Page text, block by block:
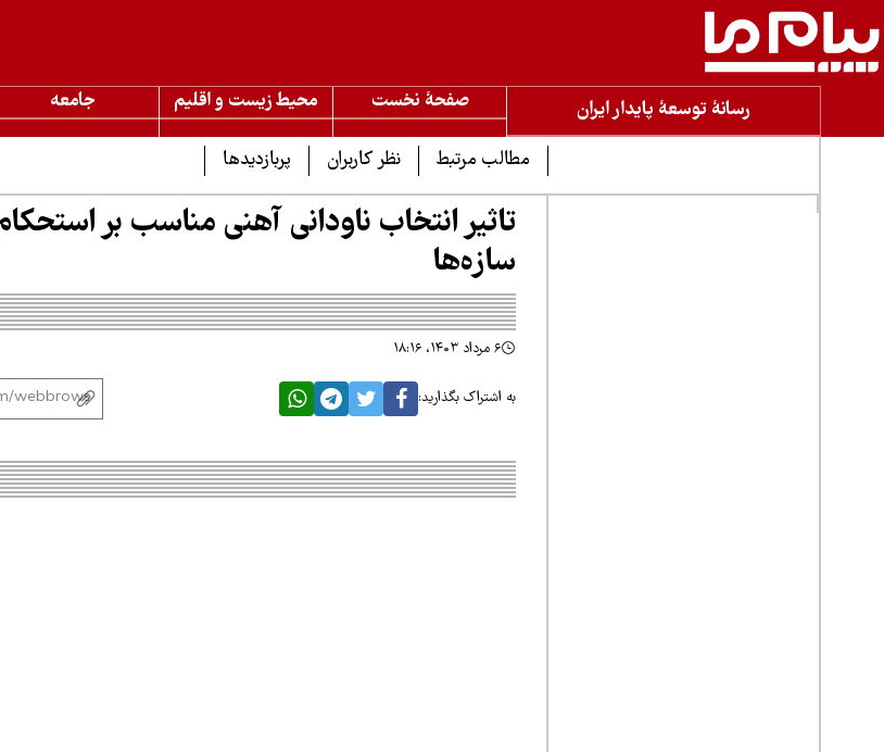
رسانۀ توسعۀ پایدار ایران صفحۀ نخست محیط زیست و اقلیم جامعه
مطالب مرتبط
نظر کاربران پربازدیدها
تاثیر انتخاب ناودانی آهنی مناسب بر
سازه‌ها
۶ مرداد ۱۴۰۳، ۱۸:۱۶
به اشتراک بگذارید: